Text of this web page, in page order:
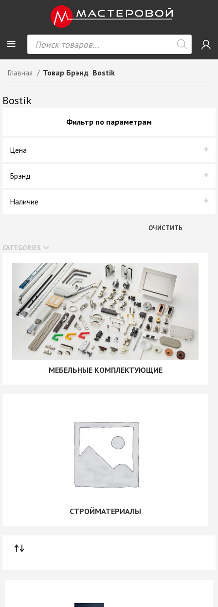
Главная Товар Брэнд Bostik
Bostik
Фильтр по параметрам
Цена
Брэнд
Наличие
ОЧИСТИТЬ
CATEGORIES
МЕБЕЛЬНЫЕ КОМПЛЕКТУЮЩИЕ
СТРОЙМАТЕРИАЛЫ